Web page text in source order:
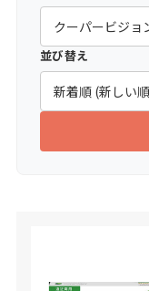
並び替え